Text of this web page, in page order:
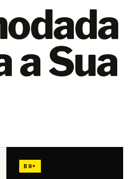
a Sua
B9+